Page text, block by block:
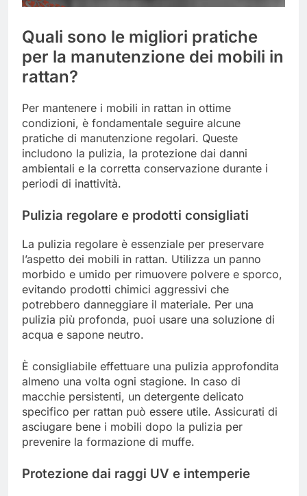
Quali sono le migliori pratiche
per la manutenzione dei mobili in
rattan?
Per mantenere i mobili in rattan in ottime
condizioni, è fondamentale seguire alcune
pratiche di manutenzione regolari. Queste
includono la pulizia, la protezione dai danni
ambientali e la corretta conservazione durante i
periodi di inattività.
Pulizia regolare e prodotti consigliati
La pulizia regolare è essenziale per preservare
l’aspetto dei mobili in rattan. Utilizza un panno
morbido e umido per rimuovere polvere e sporco,
evitando prodotti chimici aggressivi che
potrebbero danneggiare il materiale. Per una
pulizia più profonda, puoi usare una soluzione di
acqua e sapone neutro.
È consigliabile effettuare una pulizia approfondita
almeno una volta ogni stagione. In caso di
macchie persistenti, un detergente delicato
specifico per rattan può essere utile. Assicurati di
asciugare bene i mobili dopo la pulizia per
prevenire la formazione di muffe.
Protezione dai raggi UV e intemperie